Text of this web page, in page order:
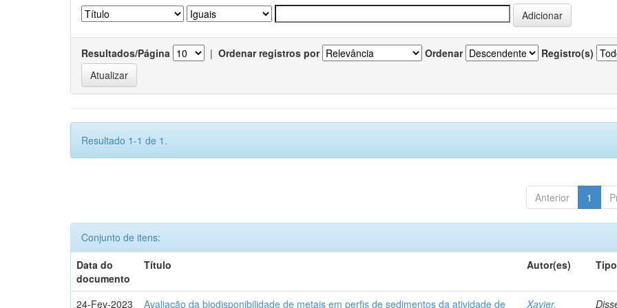
Resultados/Página | Ordenar registros por Ordenar Registro(s)
Resultado 1-1 de 1.
Anterior 1
Conjunto de itens:
Data do
documento
Título Autor(es) Tipo
24-Fev-2023 Avaliação da biodisponibilidade de metais em perfis de sedimentos da atividade de Xavier,